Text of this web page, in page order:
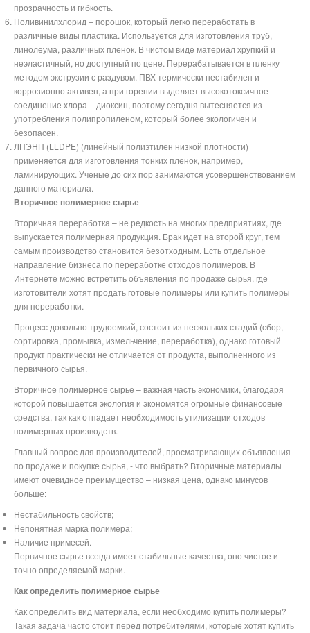
прозрачность и гибкость.
Поливинилхлорид – порошок, который легко переработать в
различные виды пластика. Используется для изготовления труб,
линолеума, различных пленок. В чистом виде материал хрупкий и
неэластичный, но доступный по цене. Перерабатывается в пленку
методом экструзии с раздувом. ПВХ термически нестабилен и
коррозионно активен, а при горении выделяет высокотоксичное
соединение хлора – диоксин, поэтому сегодня вытесняется из
употребления полипропиленом, который более экологичен и
безопасен.
ЛПЭНП (LLDPE) (линейный полиэтилен низкой плотности)
применяется для изготовления тонких пленок, например,
ламинирующих. Ученые до сих пор занимаются усовершенствованием
данного материала.
Вторичное полимерное сырье
Вторичная переработка – не редкость на многих предприятиях, где
выпускается полимерная продукция. Брак идет на второй круг, тем
самым производство становится безотходным. Есть отдельное
направление бизнеса по переработке отходов полимеров. В
Интернете можно встретить объявления по продаже сырья, где
изготовители хотят продать готовые полимеры или купить полимеры
для переработки.
Процесс довольно трудоемкий, состоит из нескольких стадий (сбор,
сортировка, промывка, измельчение, переработка), однако готовый
продукт практически не отличается от продукта, выполненного из
первичного сырья.
Вторичное полимерное сырье – важная часть экономики, благодаря
которой повышается экология и экономятся огромные финансовые
средства, так как отпадает необходимость утилизации отходов
полимерных производств.
Главный вопрос для производителей, просматривающих объявления
по продаже и покупке сырья, - что выбрать? Вторичные материалы
имеют очевидное преимущество – низкая цена, однако минусов
больше:
Нестабильность свойств;
Непонятная марка полимера;
Наличие примесей.
Первичное сырье всегда имеет стабильные качества, оно чистое и
точно определяемой марки.
Как определить полимерное сырье
Как определить вид материала, если необходимо купить полимеры?
Такая задача часто стоит перед потребителями, которые хотят купить